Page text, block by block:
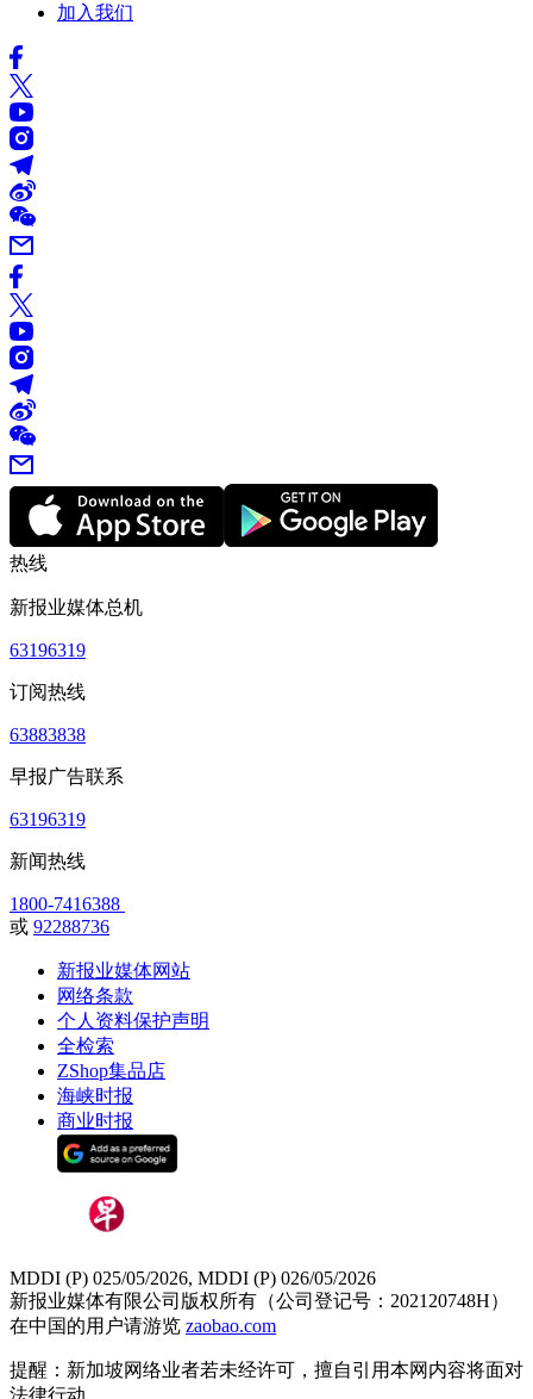
加入我们
热线
新报业媒体总机
63196319
订阅热线
63883838
早报广告联系
63196319
新闻热线
1800-7416388
或 92288736
新报业媒体网站
网络条款
个人资料保护声明
全检索
ZShop集品店
海峡时报
商业时报
MDDI (P) 025/05/2026, MDDI (P) 026/05/2026
新报业媒体有限公司版权所有（公司登记号：202120748H）
在中国的用户请游览 zaobao.com
提醒：新加坡网络业者若未经许可，擅自引用本网内容将面对